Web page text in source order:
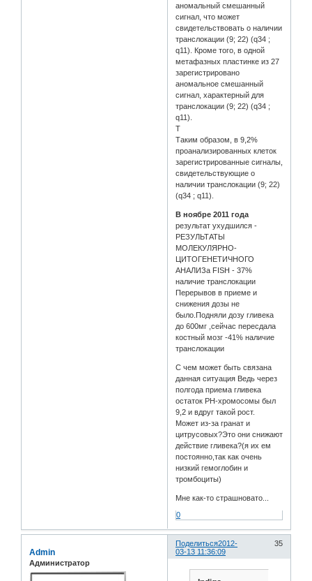
аномальный смешанный
сигнал, что может
свидетельствовать о наличии
транслокации (9; 22) (q34 ;
q11). Кроме того, в одной
метафазных пластинке из 27
зарегистрировано
аномальное смешанный
сигнал, характерный для
транслокации (9; 22) (q34 ;
q11).
Т
Таким образом, в 9,2%
проанализированных клеток
зарегистрированные сигналы,
свидетельствующие о
наличии транслокации (9; 22)
(q34 ; q11).
В ноябре 2011 года
результат ухудшился -
РЕЗУЛЬТАТЫ
МОЛЕКУЛЯРНО-
ЦИТОГЕНЕТИЧНОГО
АНАЛИЗа FISH - 37%
наличие транслокации
Перерывов в приеме и
снижения дозы не
было.Подняли дозу гливека
до 600мг ,сейчас пересдала
костный мозг -41% наличие
транслокации
С чем может быть связана
данная ситуация Ведь через
полгода приема гливека
остаток PH-хромосомы был
9,2 и вдруг такой рост.
Может из-за гранат и
цитрусовых?Это они снижают
действие гливека?(я их ем
постоянно,так как очень
низкий гемоглобин и
тромбоциты)
Мне как-то страшновато...
0
Поделиться 35
2012-
03-13 11:36:09
Admin
Администратор